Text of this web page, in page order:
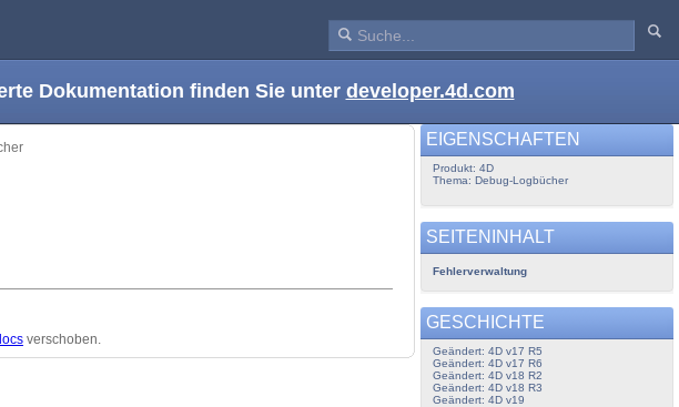
Dokumentation finden Sie unter developer.4d.com
verschoben.
EIGENSCHAFTEN
Produkt: 4D
Thema: Debug-Logbücher
SEITENINHALT
Fehlerverwaltung
GESCHICHTE
Geändert: 4D v17 R5
Geändert: 4D v17 R6
Geändert: 4D v18 R2
Geändert: 4D v18 R3
Geändert: 4D v19